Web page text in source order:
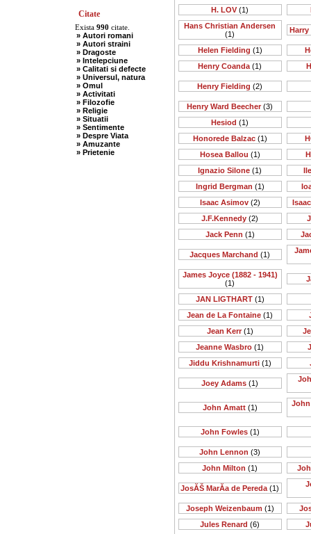
Citate
Exista 990 citate.
» Autori romani
» Autori straini
» Dragoste
» Intelepciune
» Calitati si defecte
» Universul, natura
» Omul
» Activitati
» Filozofie
» Religie
» Situatii
» Sentimente
» Despre Viata
» Amuzante
» Prietenie
H. LOV (1)
Hans Christian Andersen
(1)
Harry
Helen Fielding (1)
Henry Coanda (1)
Henry Fielding (2)
Henry Ward Beecher (3)
Hesiod (1)
Honorede Balzac(1)
Hosea Ballou (1)
Ignazio Silone (1)
Ingrid Bergman (1)
Isaac Asimov(2)
J.F.Kennedy (2)
Jack Penn (1)
Jacques Marchand (1)
James Joyce (1882 - 1941)
(1)
JAN LIGTHART(1)
Jean de La Fontaine (1)
Jean Kerr(1)
Jeanne Wasbro (1)
Jiddu Krishnamurti(1)
Joey Adams (1)
John Amatt(1) John
John Fowles(1)
John Lennon (3)
John Milton (1)
JosĂŠ MarĂ­a de Pereda (1)
Joseph Weizenbaum (1)
Jules Renard (6)